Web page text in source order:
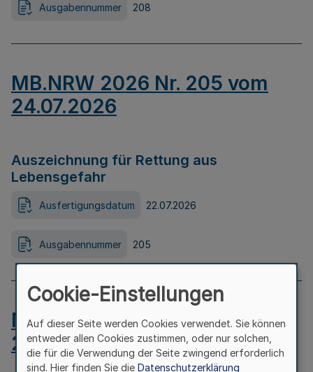
Ausgabennummer 208
MB.NRW 2026 Nr. 205 vom
24.07.2026
Auszeichnung für Rettung aus
Lebensgefahr
Ausfertigungsdatum 22.07.2026
Ausgabennummer 205
MB.NRW 2026 Nr. 204 vom
24.07.2026
Cookie-Einstellungen
Auf dieser Seite werden Cookies verwendet. Sie können
entweder allen Cookies zustimmen, oder nur solchen,
die für die Verwendung der Seite zwingend erforderlich
sind. Hier finden Sie die Datenschutzerklärung